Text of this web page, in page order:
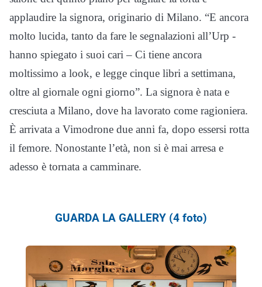
applaudire la signora, originario di Milano. “E ancora
molto lucida, tanto da fare le segnalazioni all’Urp -
hanno spiegato i suoi cari – Ci tiene ancora
moltissimo a look, e legge cinque libri a settimana,
oltre al giornale ogni giorno”. La signora è nata e
cresciuta a Milano, dove ha lavorato come ragioniera.
È arrivata a Vimodrone due anni fa, dopo essersi rotta
il femore. Nonostante l’età, non si è mai arresa e
adesso è tornata a camminare.
GUARDA LA GALLERY (4 foto)